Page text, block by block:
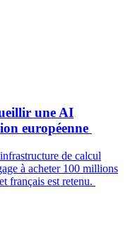
une AI
européenne
de calcul
à acheter 100 millions
français est retenu.